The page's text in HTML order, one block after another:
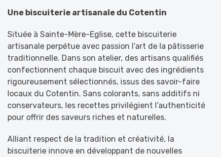
Une biscuiterie artisanale du Cotentin
Située à Sainte-Mère-Eglise, cette biscuiterie
artisanale perpétue avec passion l’art de la pâtisserie
traditionnelle. Dans son atelier, des artisans qualifiés
confectionnent chaque biscuit avec des ingrédients
rigoureusement sélectionnés, issus des savoir-faire
locaux du Cotentin. Sans colorants, sans additifs ni
conservateurs, les recettes privilégient l’authenticité
pour offrir des saveurs riches et naturelles.
Alliant respect de la tradition et créativité, la
biscuiterie innove en développant de nouvelles